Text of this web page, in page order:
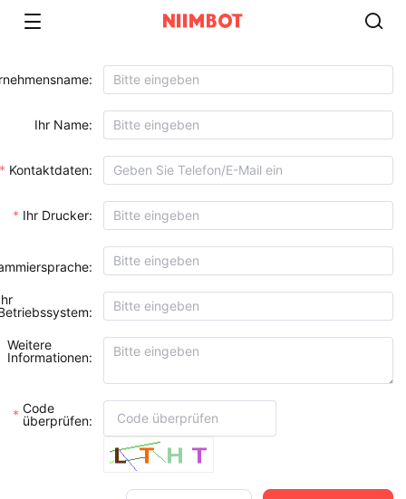
Ihr Name:
Kontaktdaten:
Ihr Drucker:
Weitere
Informationen:
Code
überprüfen: